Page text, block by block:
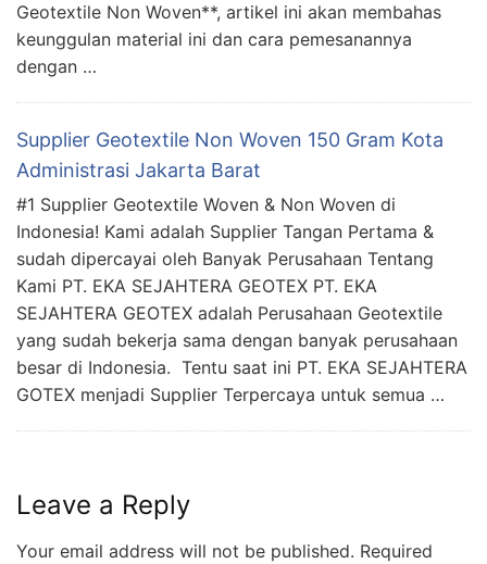
Geotextile Non Woven**, artikel ini akan membahas
keunggulan material ini dan cara pemesanannya
dengan …
Supplier Geotextile Non Woven 150 Gram Kota
Administrasi Jakarta Barat
#1 Supplier Geotextile Woven & Non Woven di
Indonesia! Kami adalah Supplier Tangan Pertama &
sudah dipercayai oleh Banyak Perusahaan Tentang
Kami PT. EKA SEJAHTERA GEOTEX PT. EKA
SEJAHTERA GEOTEX adalah Perusahaan Geotextile
yang sudah bekerja sama dengan banyak perusahaan
besar di Indonesia. Tentu saat ini PT. EKA SEJAHTERA
GOTEX menjadi Supplier Terpercaya untuk semua …
Leave a Reply
Your email address will not be published. Required